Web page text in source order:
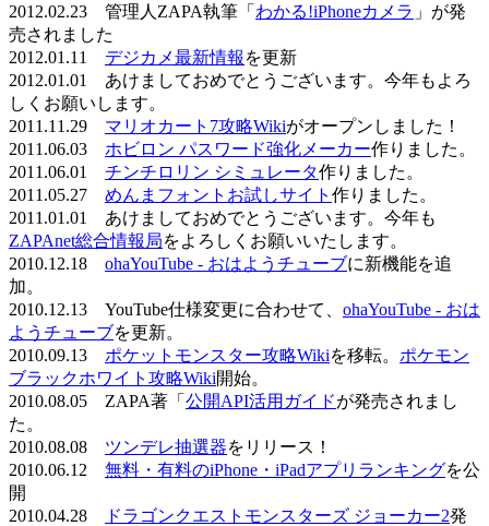
2012.02.23 管理人ZAPA執筆「 わかる!iPhoneカメラ 」が発
売されました
2012.01.11 デジカメ最新情報 を更新
2012.01.01 あけましておめでとうございます。今年もよろ
しくお願いします。
2011.11.29 マリオカート7攻略Wikiがオープンしました！
2011.06.03 ホビロン パスワード強化メーカー作りました。
2011.06.01 チンチロリン シミュレータ作りました。
2011.05.27 めんまフォントお試しサイト 作りました。
2011.01.01 あけましておめでとうございます。今年も
ZAPAnet総合情報局をよろしくお願いいたします。
2010.12.18 ohaYouTube - おはようチューブに新機能を追
加。
2010.12.13 YouTube仕様変更に合わせて、 ohaYouTube - おは
ようチューブを更新。
2010.09.13 ポケットモンスター攻略Wikiを移転。 ポケモン
ブラックホワイト攻略Wiki開始。
2010.08.05 ZAPA著「 公開API活用ガイドが発売されまし
た。
2010.08.08 ツンデレ抽選器をリリース！
2010.06.12 無料・有料のiPhone・iPadアプリランキングを公
開
2010.04.28
ドラゴンクエストモンスターズ ジョーカー2発